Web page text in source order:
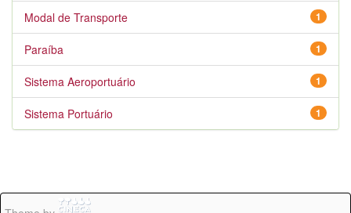
1
Modal de Transporte
1
Paraíba
1
Sistema Aeroportuário
1
Sistema Portuário